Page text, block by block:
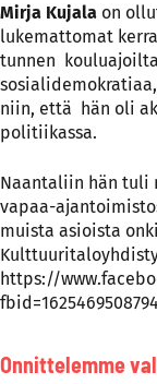
Mirja Kujala on
lukemattomat
tunnen
niin, että hän oli
politiikassa.
Naantaliin hän tuli
vapaa-
muista asioista
https://
Onnittelemme